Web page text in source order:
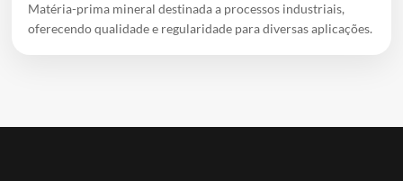
Matéria-prima mineral destinada a processos industriais,
oferecendo qualidade e regularidade para diversas aplicações.